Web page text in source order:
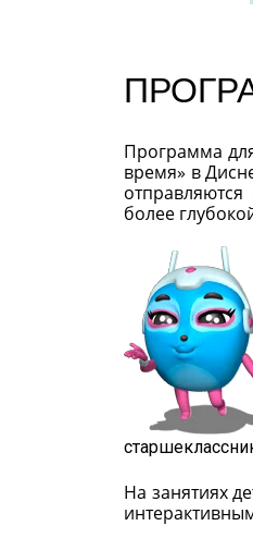
Программа
время» в
более
На занятиях